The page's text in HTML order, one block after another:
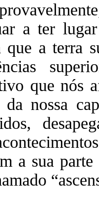
a ter
que a terra
que nós
da nossa
a sua parte